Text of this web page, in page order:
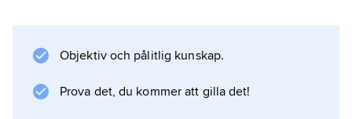
maj–juli med vitaktigt rosafärgade, 1 cm vida
Objektiv och pålitlig kunskap.
Prova det, du kommer att gilla det!